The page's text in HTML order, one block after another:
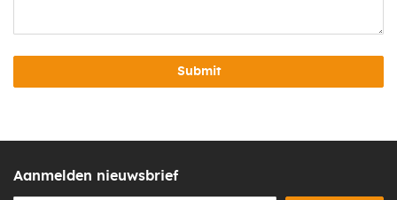
Submit
Aanmelden nieuwsbrief